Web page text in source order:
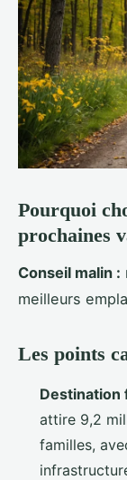
Pourquoi
prochaines
Conseil malin :
meilleurs
Les points
Destination
attire 9,2
familles,